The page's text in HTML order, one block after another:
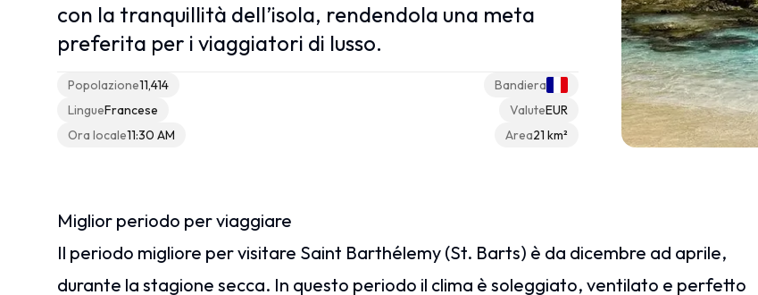
con la tranquillità dell’isola, rendendola una meta
preferita per i viaggiatori di lusso.
Popolazione11,414
LingueFrancese
Ora locale11:30 AM
Bandiera
ValuteEUR
Area21 km²
Miglior periodo per viaggiare
Il periodo migliore per visitare Saint Barthélemy (St. Barts) è da dicembre ad aprile,
durante la stagione secca. In questo periodo il clima è soleggiato, ventilato e perfetto